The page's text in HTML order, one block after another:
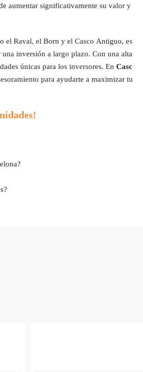
aumentar significativamente su valor y
el Raval, el Born y el Casco Antiguo, es
inversión a largo plazo. Con una alta
únicas para los inversores. En Casc
para ayudarte a maximizar tu